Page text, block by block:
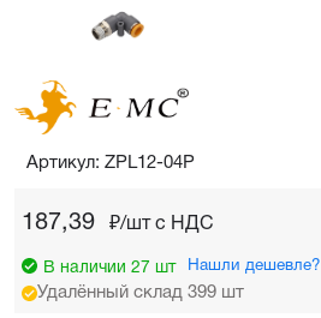
187,39 ₽/шт c НДС
В наличии 27 шт Нашли дешевле?
Удалённый склад 399 шт
Артикул: ZPL12-04P